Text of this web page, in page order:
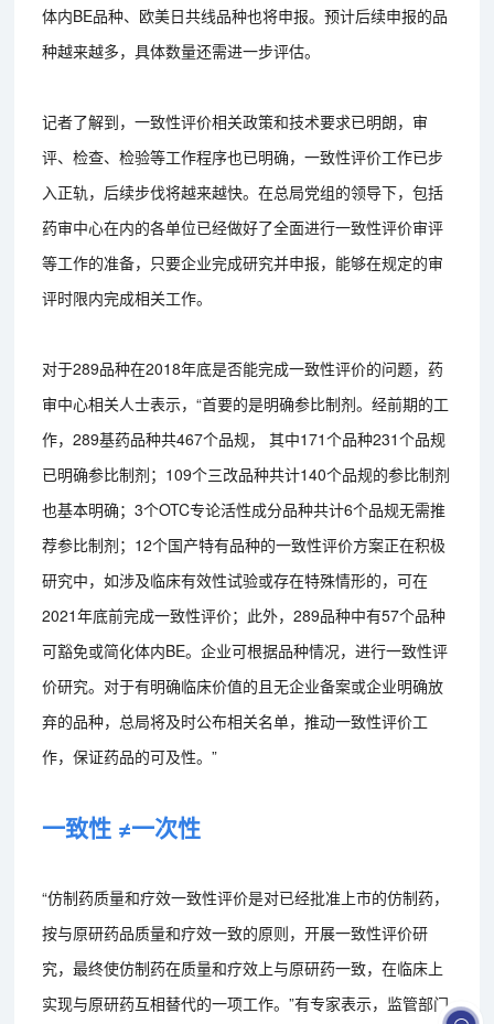
体内BE品种、欧美日共线品种也将申报。预计后续申报的品
种越来越多，具体数量还需进一步评估。
记者了解到，一致性评价相关政策和技术要求已明朗，审
评、检查、检验等工作程序也已明确，一致性评价工作已步
入正轨，后续步伐将越来越快。在总局党组的领导下，包括
药审中心在内的各单位已经做好了全面进行一致性评价审评
等工作的准备，只要企业完成研究并申报，能够在规定的审
评时限内完成相关工作。
对于289品种在2018年底是否能完成一致性评价的问题，药
审中心相关人士表示，“首要的是明确参比制剂。经前期的工
作，289基药品种共467个品规， 其中171个品种231个品规
已明确参比制剂；109个三改品种共计140个品规的参比制剂
也基本明确；3个OTC专论活性成分品种共计6个品规无需推
荐参比制剂；12个国产特有品种的一致性评价方案正在积极
研究中，如涉及临床有效性试验或存在特殊情形的，可在
2021年底前完成一致性评价；此外，289品种中有57个品种
可豁免或简化体内BE。企业可根据品种情况，进行一致性评
价研究。对于有明确临床价值的且无企业备案或企业明确放
弃的品种，总局将及时公布相关名单，推动一致性评价工
作，保证药品的可及性。”
一致性 ≠一次性
“仿制药质量和疗效一致性评价是对已经批准上市的仿制药，
按与原研药品质量和疗效一致的原则，开展一致性评价研
究，最终使仿制药在质量和疗效上与原研药一致，在临床上
实现与原研药互相替代的一项工作。”有专家表示，监管部门